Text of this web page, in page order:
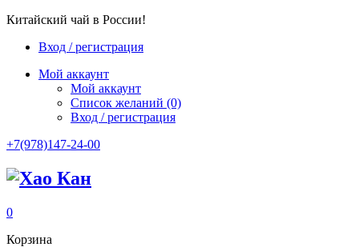
Китайский чай в России!
Вход / регистрация
Мой аккаунт
Мой аккаунт
Список желаний (0)
Вход / регистрация
+7(978)147-24-00
0
Корзина